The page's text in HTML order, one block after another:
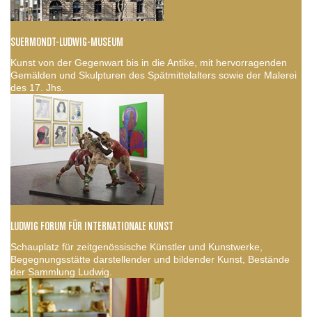
SUERMONDT-LUDWIG-MUSEUM
Kunst von der Gegenwart bis in die Antike, mit hervorragenden
Gemälden und Skulpturen des Spätmittelalters sowie der Malerei
des 17. Jhs.
LUDWIG FORUM FÜR INTERNATIONALE KUNST
Schauplatz für zeitgenössische Künstler und Kunstwerke,
Begegnungsstätte darstellender und bildender Kunst, Bestände
der Sammlung Ludwig.